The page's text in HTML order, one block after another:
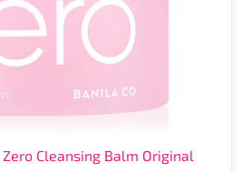
Cleansing Balm Original